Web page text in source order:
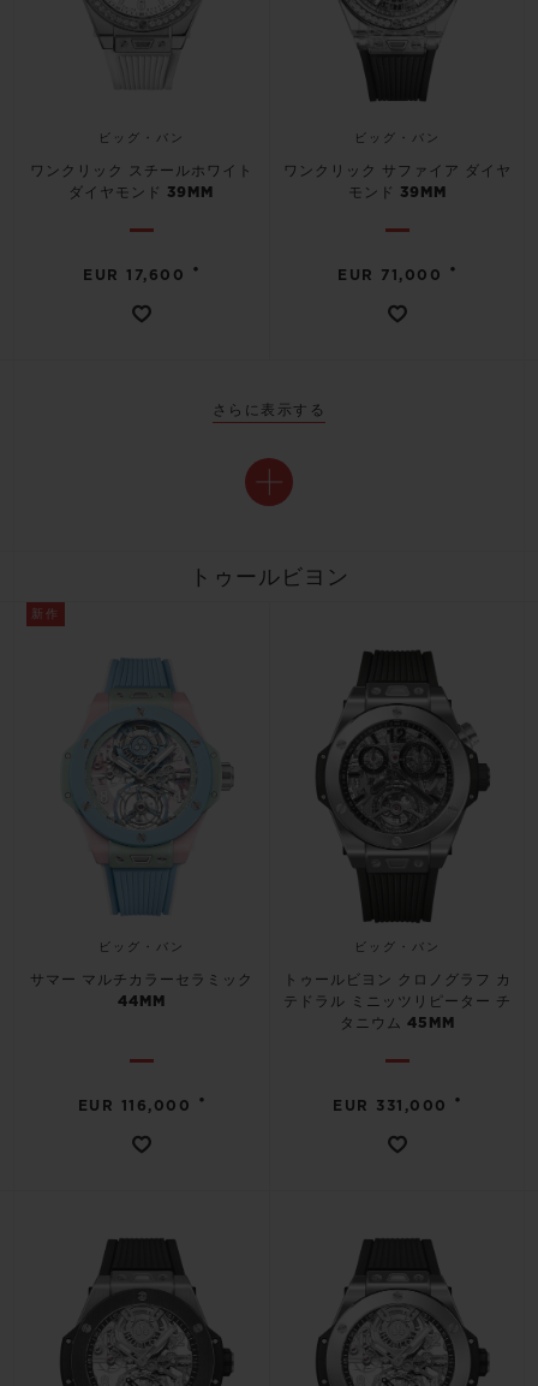
ビッグ・バン
ワンクリック スチールホワイト
ダイヤモンド 39MM
EUR 17,600 •
ビッグ・バン
ワンクリック サファイア ダイヤ
モンド 39MM
EUR 71,000 •
さらに表示する
トゥールビヨン
新作
ビッグ・バン
サマー マルチカラーセラミック
44MM
EUR 116,000 •
ビッグ・バン
トゥールビヨン クロノグラフ カ
テドラル ミニッツリピーター チ
タニウム 45MM
EUR 331,000 •